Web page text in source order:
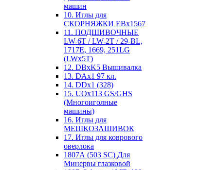
машин
10. Иглы для
СКОРНЯЖКИ EBx1567
11. ПОДШИВОЧНЫЕ
LW-6T / LW-2T / 29-BL,
1717E, 1669, 251LG
(LWx5T)
12. DBxK5 Вышивалка
13. DAx1 97 кл.
14. DDx1 (328)
15. UOx113 GS/GHS
(Многоиголные
машины)
16. Иглы для
МЕШКОЗАШИВОК
17. Иглы для коврового
оверлока
1807А (503 SC) Для
Минервы глазковой